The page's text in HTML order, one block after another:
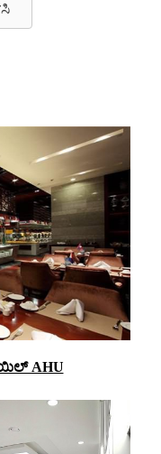
AHU